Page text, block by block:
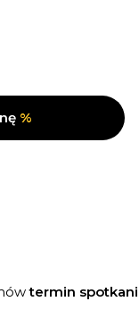
%
termin